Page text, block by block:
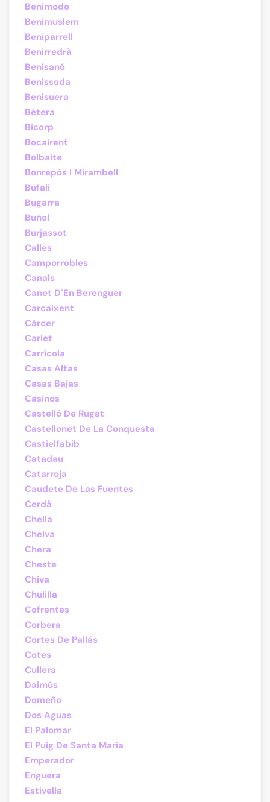
Benimodo
Benimuslem
Beniparrell
Benirredrà
Benisanó
Benissoda
Benisuera
Bétera
Bicorp
Bocairent
Bolbaite
Bonrepòs I Mirambell
Bufali
Bugarra
Buñol
Burjassot
Calles
Camporrobles
Canals
Canet D´En Berenguer
Carcaixent
Càrcer
Carlet
Carrícola
Casas Altas
Casas Bajas
Casinos
Castelló De Rugat
Castellonet De La Conquesta
Castielfabib
Catadau
Catarroja
Caudete De Las Fuentes
Cerdà
Chella
Chelva
Chera
Cheste
Chiva
Chulilla
Cofrentes
Corbera
Cortes De Pallás
Cotes
Cullera
Daimús
Domeño
Dos Aguas
El Palomar
El Puig De Santa María
Emperador
Enguera
Estivella